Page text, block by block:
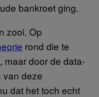
bankroet ging.
zooi. Op
rond die te
maar door de data-
van deze
dat het toch echt